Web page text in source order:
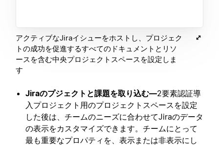
アクティブなJiraイシューをホストし、プロジェク
トの成功を促進するすべてのドキュメントとリソ
ースを含む中央プロジェクトスペースを設定しま
す
Jiraのプジェクトと課題を取り込む—2要素認証導
入プロジェクト用のプロジェクトスペースを設定
した後は、チームのニーズに合わせてJiraのデータ
の表示をカスタマイズできます。チームにとって
最も重要なプロパティを、表示または非表示にし